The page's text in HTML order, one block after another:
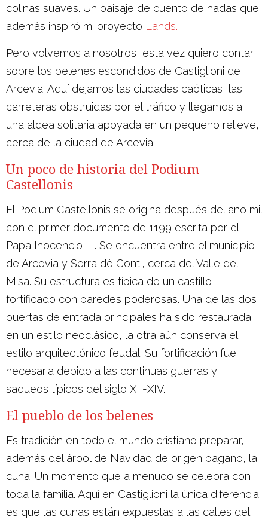
colinas suaves. Un paisaje de cuento de hadas que
ademàs inspiró mi proyecto Lands.
Pero volvemos a nosotros, esta vez quiero contar
sobre los belenes escondidos de Castiglioni de
Arcevia. Aquí dejamos las ciudades caóticas, las
carreteras obstruidas por el tráfico y llegamos a
una aldea solitaria apoyada en un pequeño relieve,
cerca de la ciudad de Arcevia.
Un poco de historia del Podium
Castellonis
El Podium Castellonis se origina después del año mil
con el primer documento de 1199 escrita por el
Papa Inocencio III. Se encuentra entre el municipio
de Arcevia y Serra dè Conti, cerca del Valle del
Misa. Su estructura es típica de un castillo
fortificado con paredes poderosas. Una de las dos
puertas de entrada principales ha sido restaurada
en un estilo neoclásico, la otra aún conserva el
estilo arquitectónico feudal. Su fortificación fue
necesaria debido a las continuas guerras y
saqueos típicos del siglo XII-XIV.
El pueblo de los belenes
Es tradición en todo el mundo cristiano preparar,
además del árbol de Navidad de origen pagano, la
cuna. Un momento que a menudo se celebra con
toda la familia. Aquí en Castiglioni la única diferencia
es que las cunas están expuestas a las calles del